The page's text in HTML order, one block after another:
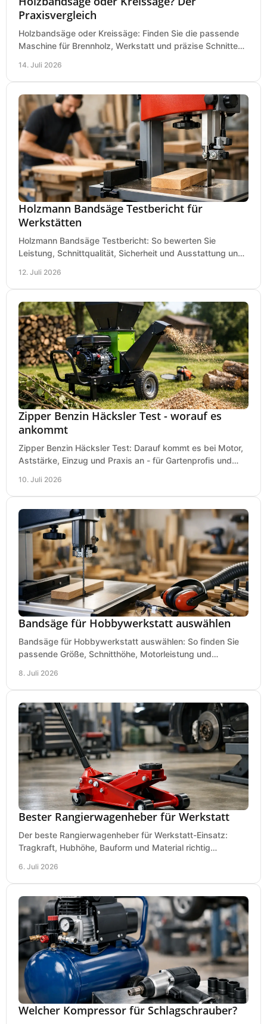
Praxisvergleich
Holzbandsäge oder Kreissäge: Finden Sie die passende
Maschine für Brennholz, Werkstatt und präzise Schnitte
14. Juli 2026
Holzmann Bandsäge Testbericht für
Werkstätten
Holzmann Bandsäge Testbericht: So bewerten Sie
Leistung, Schnittqualität, Sicherheit und Ausstattung und
12. Juli 2026
Zipper Benzin Häcksler Test - worauf es
ankommt
Zipper Benzin Häcksler Test: Darauf kommt es bei Motor,
Aststärke, Einzug und Praxis an - für Gartenprofis und
10. Juli 2026
Bandsäge für Hobbywerkstatt auswählen
Bandsäge für Hobbywerkstatt auswählen: So finden Sie
passende Größe, Schnitthöhe, Motorleistung und
8. Juli 2026
Bester Rangierwagenheber für Werkstatt
Der beste Rangierwagenheber für Werkstatt-Einsatz:
Tragkraft, Hubhöhe, Bauform und Material richtig
6. Juli 2026
Welcher Kompressor für Schlagschrauber?